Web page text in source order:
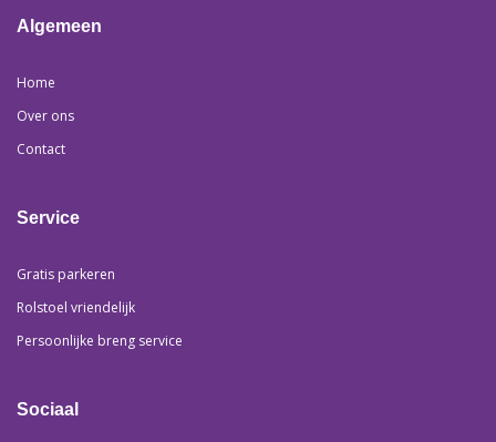
Algemeen
Home
Over ons
Contact
Service
Gratis parkeren
Rolstoel vriendelijk
Persoonlijke breng service
Sociaal